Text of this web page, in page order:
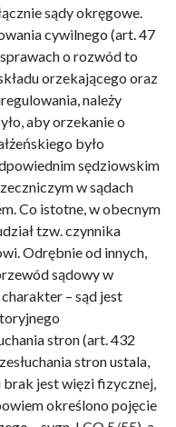
sądy okręgowe.
cywilnego (art. 47
o rozwód to
orzekającego oraz
należy
aby orzekanie o
było
sędziowskim
w sądach
Co istotne, w obecnym
tzw. czynnika
Odrębnie od innych,
sądowy w
– sąd jest
stron (art. 432
stron ustala,
jest więzi fizycznej,
określono pojęcie